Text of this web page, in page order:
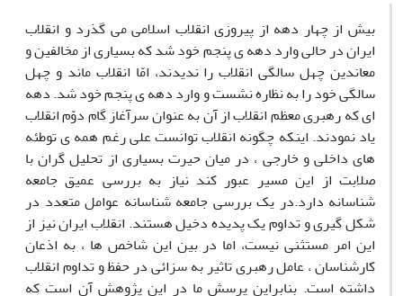
بیش از چهار دهه از پیروزی انقلاب اسلامی می گذرد و انقلاب
ایران در حالی وارد دهه ی پنجم خود شد که بسیاری از مخالفین و
معاندین چهل سالگی انقلاب را ندیدند، امّا انقلاب ماند و چهل
سالگی خود را به نظاره نشست و وارد دهه ی پنجم خود شد. دهه
ای که رهبری معظم انقلاب از آن به عنوان سرآغاز گام دوّم انقلاب
یاد نمودند. اینکه چگونه انقلاب توانست علی رغم همه ی توطئه
های داخلی و خارجی ، در میان حیرت بسیاری از تحلیل گران با
صلابت از این مسیر عبور کند نیاز به بررسی عمیق جامعه
شناسانه دارد.در یک بررسی جامعه شناسانه عوامل متعدد در
شکل گیری و تداوم یک پدیده دخیل هستند. انقلاب ایران نیز از
این امر مستثنی نیست، اما در بین این شاخص ها ، به اذعان
کارشناسان ، عامل رهبری تاثیر به سزائی در حفظ و تداوم انقلاب
داشته است. بنابراین پرسش ما در این پژوهش آن است که